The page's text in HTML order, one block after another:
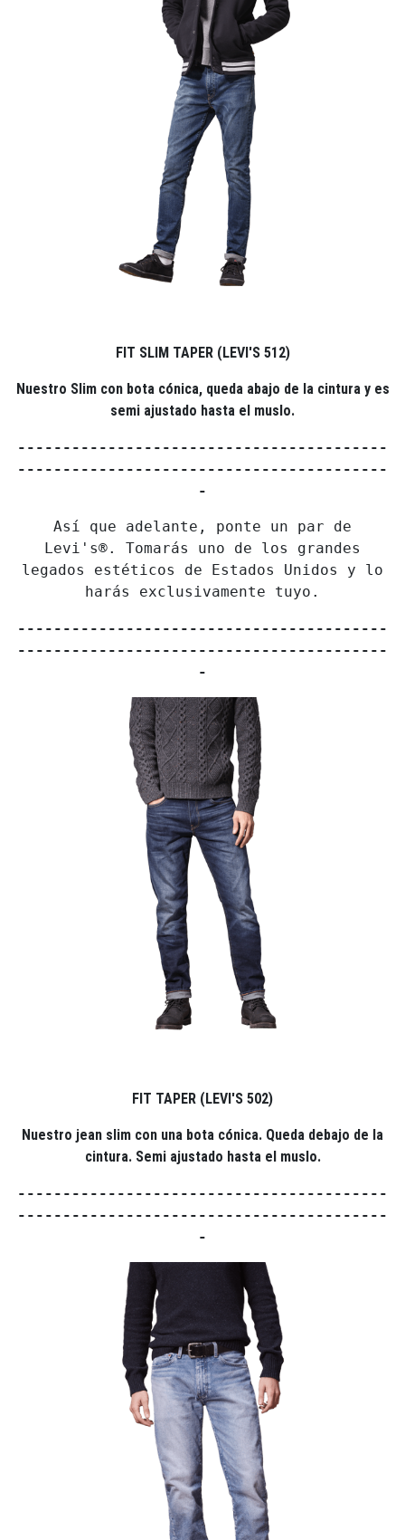
FIT SLIM TAPER (LEVI'S 512)
Nuestro Slim con bota cónica, queda abajo de la cintura y es
semi ajustado hasta el muslo.
-----------------------------------------
-----------------------------------------
-
Así que adelante, ponte un par de
Levi's®. Tomarás uno de los grandes
legados estéticos de Estados Unidos y lo
harás exclusivamente tuyo.
-----------------------------------------
-----------------------------------------
-
FIT TAPER (LEVI'S 502)
Nuestro jean slim con una bota cónica. Queda debajo de la
cintura. Semi ajustado hasta el muslo.
-----------------------------------------
-----------------------------------------
-